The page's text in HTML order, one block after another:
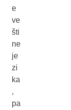
e
ve
šti
ne
je
zi
ka
,
pa